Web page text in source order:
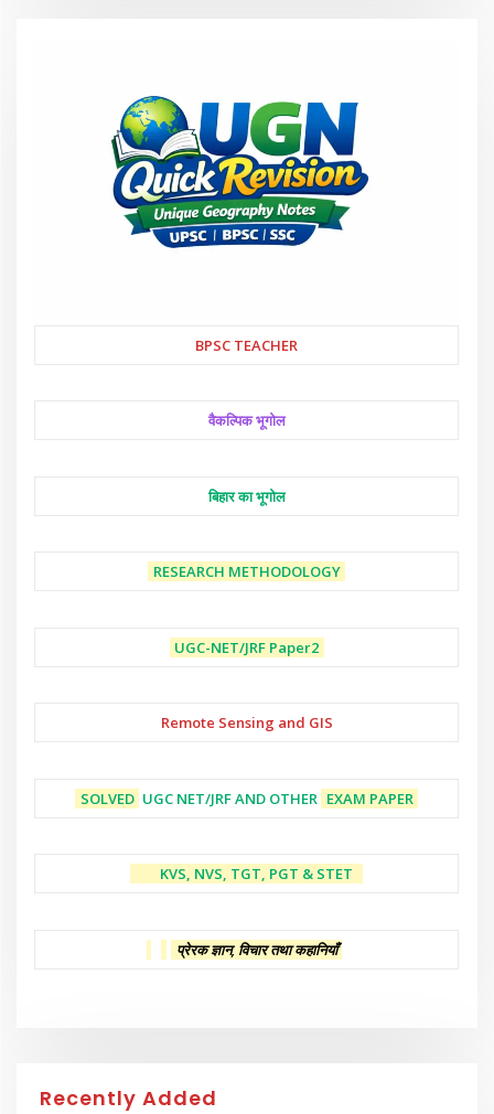
BPSC TEACHER
वैकल्पिक भूगोल
बिहार का भूगोल
RESEARCH METHODOLOGY
UGC-NET/JRF Paper2
Remote Sensing and GIS
SOLVED UGC NET/JRF AND OTHER EXAM PAPER
KVS, NVS, TGT, PGT & STET
प्रेरक ज्ञान, विचार तथा कहानियाँ
Recently Added